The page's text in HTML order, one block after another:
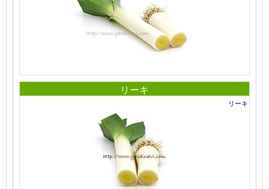
リーキ
リーキ